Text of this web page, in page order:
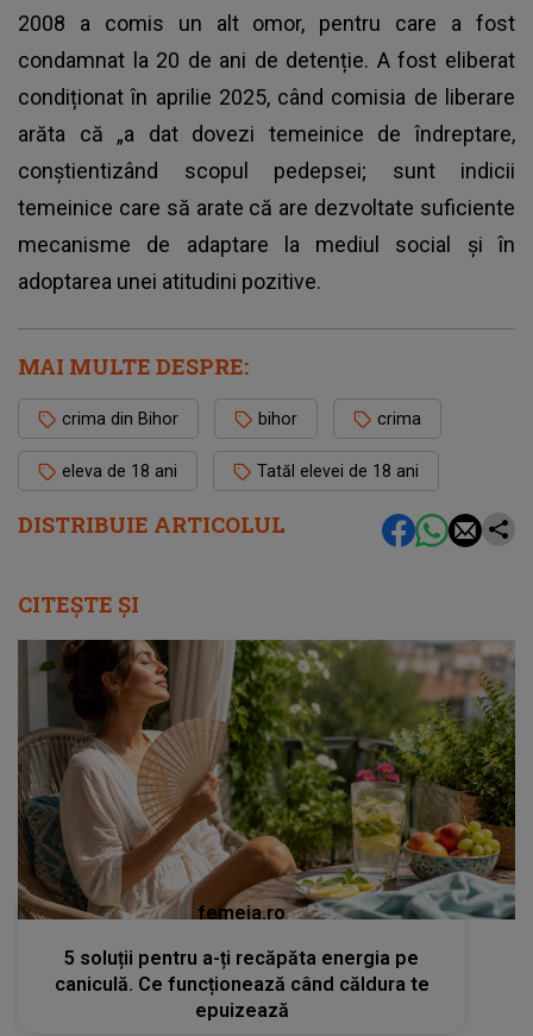
DISTRIBUIE ARTICOLUL
2008 a comis un alt omor, pentru care a fost
condamnat la 20 de ani de detenție. A fost eliberat
condiționat în aprilie 2025, când comisia de liberare
arăta că „a dat dovezi temeinice de îndreptare,
conştientizând scopul pedepsei; sunt indicii
temeinice care să arate că are dezvoltate suficiente
mecanisme de adaptare la mediul social şi în
adoptarea unei atitudini pozitive.
MAI MULTE DESPRE:
crima din Bihor bihor crima
eleva de 18 ani Tatăl elevei de 18 ani
CITEȘTE ȘI
femeia.ro
5 soluții pentru a-ți recăpăta energia pe
caniculă. Ce funcționează când căldura te
epuizează